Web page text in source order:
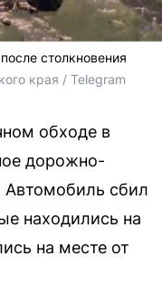
столкновения
края / Telegram
обходе в
дорожно-
Автомобиль сбил
находились на
на месте от